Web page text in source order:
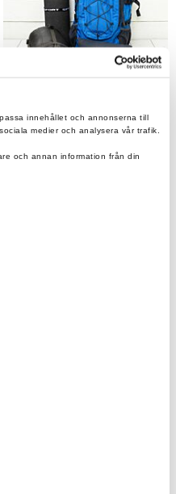
innehållet och annonserna till
medier och analysera vår trafik.
och annan information från din
Hajkkit Litet
2 416,00 kr